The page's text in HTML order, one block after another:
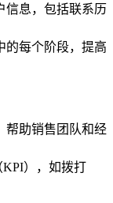
信息，包括联系历
的每个阶段，提高
帮助销售团队和经
KPI），如拨打